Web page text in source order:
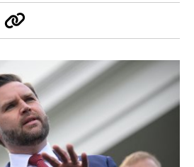
Copiar
enlace